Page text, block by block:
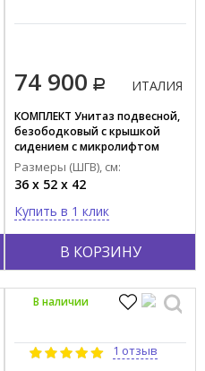
74 900
В КОРЗИНУ
ИТАЛИЯ
КОМПЛЕКТ Унитаз подвесной,
безободковый с крышкой
сидением с микролифтом
Scarabeo Теорема / TEOREMA
5126/CL49+8305/B49
Размеры (ШГВ), см:
36 x 52 x 42
Купить в 1 клик
1 отзыв
В наличии